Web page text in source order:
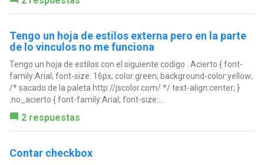
Tengo un hoja de estilos externa pero en la parte
de lo vinculos no me funciona
Tengo un hoja de estilos con el siguiente codigo . Acierto { font-
family:Arial; font-size: 16px; color:green; background-color:yellow;
/* sacado de la paleta http://jscolor.com/ */ text-align:center; }
.no_acierto { font-family:Arial; font-size:...
2 respuestas
Contar checkbox